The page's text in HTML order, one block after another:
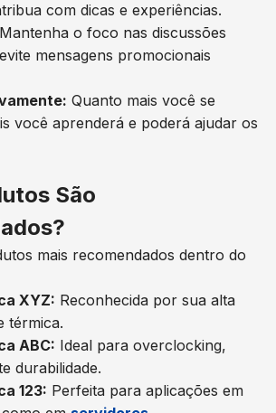
com dicas e experiências.
Mantenha o foco nas discussões
mensagens promocionais
Quanto mais você se
você aprenderá e poderá ajudar os
São
mais recomendados dentro do
XYZ: Reconhecida por sua alta
térmica.
ABC: Ideal para overclocking,
durabilidade.
123: Perfeita para aplicações em